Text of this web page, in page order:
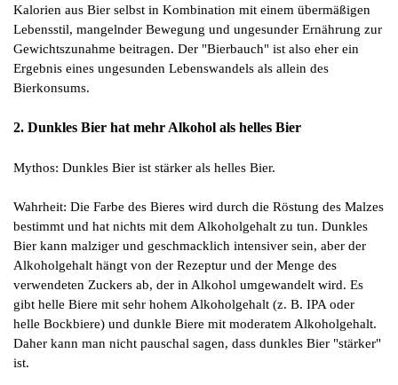
Kalorien aus Bier selbst in Kombination mit einem übermäßigen
Lebensstil, mangelnder Bewegung und ungesunder Ernährung zur
Gewichtszunahme beitragen. Der "Bierbauch" ist also eher ein
Ergebnis eines ungesunden Lebenswandels als allein des
Bierkonsums.
2. Dunkles Bier hat mehr Alkohol als helles Bier
Mythos: Dunkles Bier ist stärker als helles Bier.
Wahrheit: Die Farbe des Bieres wird durch die Röstung des Malzes
bestimmt und hat nichts mit dem Alkoholgehalt zu tun. Dunkles
Bier kann malziger und geschmacklich intensiver sein, aber der
Alkoholgehalt hängt von der Rezeptur und der Menge des
verwendeten Zuckers ab, der in Alkohol umgewandelt wird. Es
gibt helle Biere mit sehr hohem Alkoholgehalt (z. B. IPA oder
helle Bockbiere) und dunkle Biere mit moderatem Alkoholgehalt.
Daher kann man nicht pauschal sagen, dass dunkles Bier "stärker"
ist.